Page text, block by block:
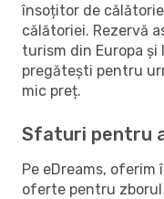
însoțitor de
călătoriei. Rezervă
turism din Europa
pregătești pentru
mic preț.
Sfaturi pentru
Pe eDreams,
oferte pentru zborul